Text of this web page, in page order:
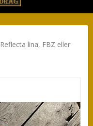
lina, FBZ eller